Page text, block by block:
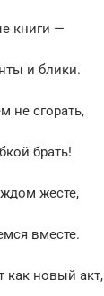
книги —
и блики.
не сгорать,
брать!
жесте,
вместе.
как новый акт,